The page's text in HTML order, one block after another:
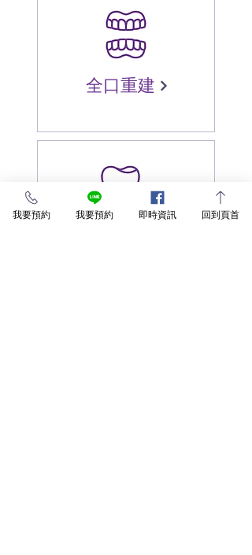
全口重建
我要預約 我要預約 即時資訊 回到頁首